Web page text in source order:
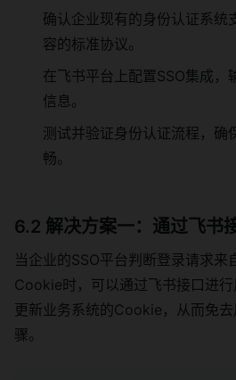
确认企业现有的身份认证系统
容的标准协议。
在飞书平台上配置SSO集成，
信息。
测试并验证身份认证流程，确
畅。
6.2 解决方案一：通过飞书
当企业的SSO平台判断登录请求来
Cookie时，可以通过飞书接口进
更新业务系统的Cookie，从而免
骤。